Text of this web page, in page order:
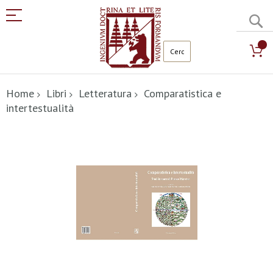
al
contenuto
Home Libri Letteratura
Comparatistica e
intertestualità